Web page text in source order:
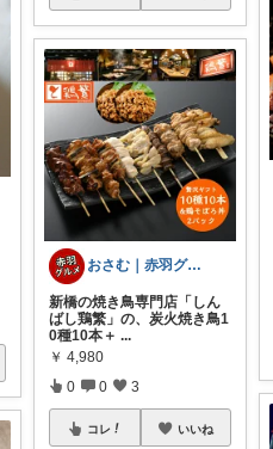
おさむ｜赤羽グルメ&穴場スポット
新橋の焼き鳥専門店「しん
ばし鶏繁」の、炭火焼き鳥1
0種10本＋ ...
￥ 4,980
0 0 3
コレ いいね